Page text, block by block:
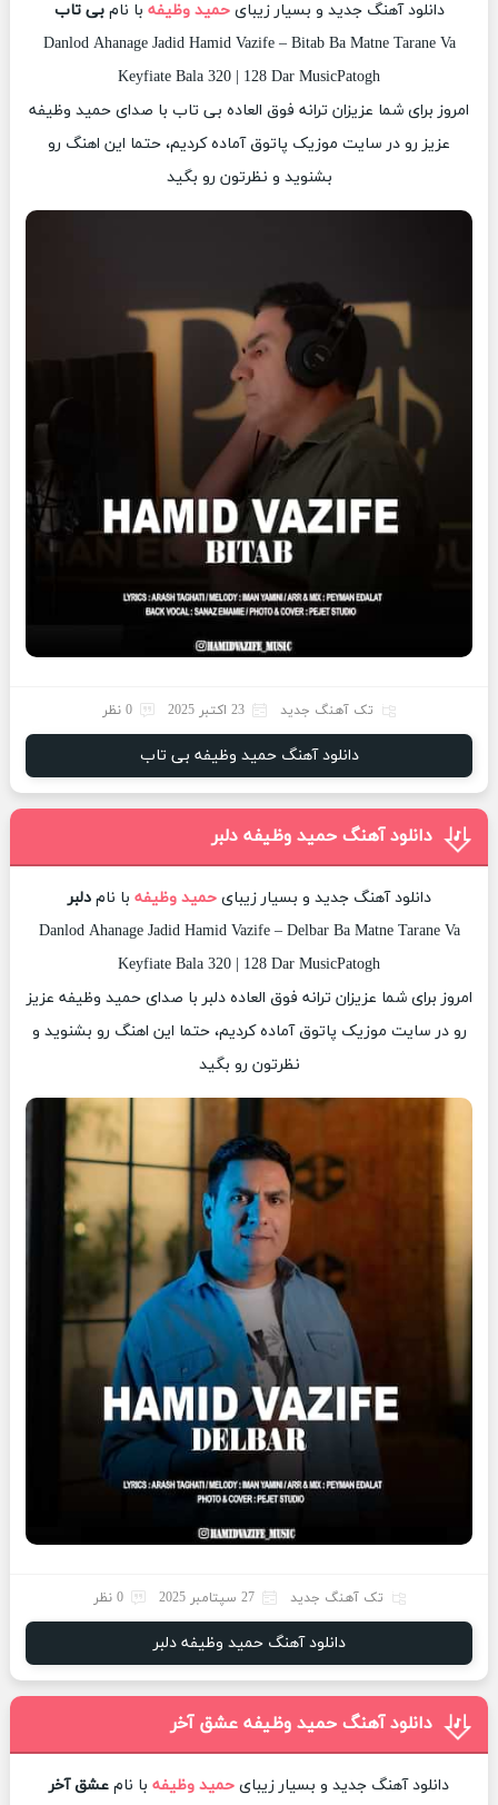
دانلود آهنگ جدید و بسیار زیبایحمید وظیفه با نامبی تاب
Danlod Ahanage Jadid Hamid Vazife – Bitab Ba Matne Tarane Va
Keyfiate Bala 320 | 128 Dar MusicPatogh
امروز برای شما عزیزان ترانه فوق العاده بی تاب با صدای حمید وظیفه
عزیز رو در سایت موزیک پاتوق آماده کردیم، حتما این اهنگ رو
بشنوید و نظرتون رو بگید
تک آهنگ جدید 23 اکتبر 2025 0 نظر
دانلود آهنگ حمید وظیفه بی تاب
دانلود آهنگ حمید وظیفه دلبر
دانلود آهنگ جدید و بسیار زیبایحمید وظیفه با نامدلبر
Danlod Ahanage Jadid Hamid Vazife – Delbar Ba Matne Tarane Va
Keyfiate Bala 320 | 128 Dar MusicPatogh
امروز برای شما عزیزان ترانه فوق العاده دلبر با صدای حمید وظیفه عزیز
رو در سایت موزیک پاتوق آماده کردیم، حتما این اهنگ رو بشنوید و
نظرتون رو بگید
تک آهنگ جدید 27 سپتامبر 2025 0 نظر
دانلود آهنگ حمید وظیفه دلبر
دانلود آهنگ حمید وظیفه عشق آخر
دانلود آهنگ جدید و بسیار زیبای حمید وظیفه با نام عشق آخر